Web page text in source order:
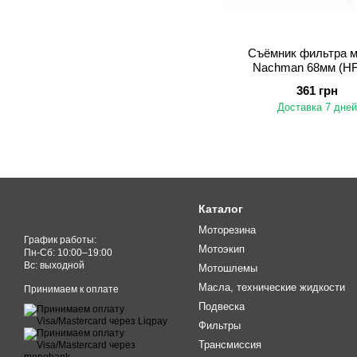
Съёмник фильтра
Nachman 68мм
361 грн
Доставка 7 дней
График работы:
Пн-Cб: 10:00–19:00
Вс: выходной
Принимаем к оплате
Каталог
Моторезина
Мотоэкип
Мотошлемы
Масла, технические жидкости
Подвеска
Фильтры
Трансмиссия